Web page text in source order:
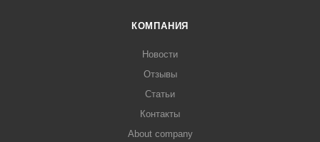
КОМПАНИЯ
Новости
Отзывы
Статьи
Контакты
About company